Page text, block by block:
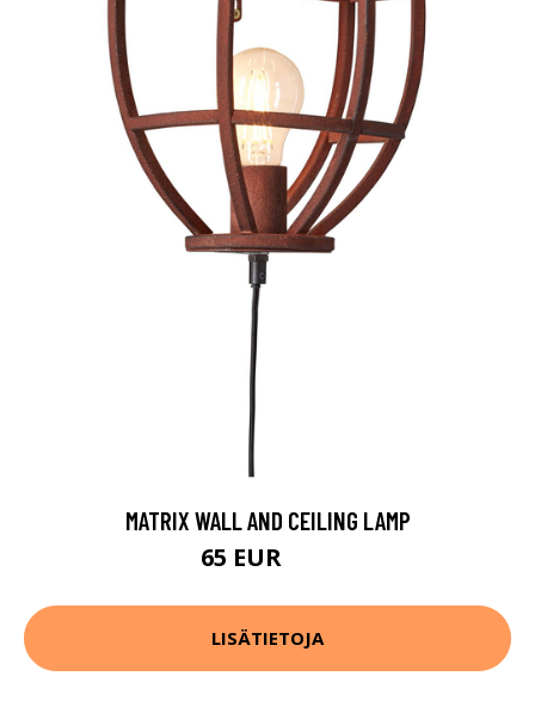
MATRIX WALL AND CEILING LAMP
65 EUR
LISÄTIETOJA